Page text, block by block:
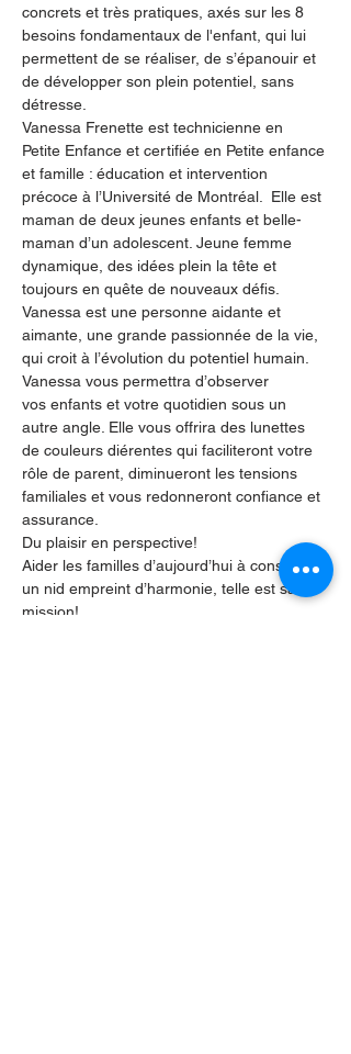
concrets et très pratiques, axés sur les 8
besoins fondamentaux de l'enfant, qui lui
permettent de se réaliser, de s’épanouir et
de développer son plein potentiel, sans
détresse.
Vanessa Frenette est technicienne en
Petite Enfance et certifiée en Petite enfance
et famille : éducation et intervention
précoce à l’Université de Montréal.  Elle est
maman de deux jeunes enfants et belle-
maman d’un adolescent. Jeune femme
dynamique, des idées plein la tête et
toujours en quête de nouveaux défis.
Vanessa est une personne aidante et
aimante, une grande passionnée de la vie,
qui croit à l’évolution du potentiel humain.
Vanessa vous permettra d’observer
vos enfants et votre quotidien sous un
autre angle. Elle vous offrira des lunettes
de couleurs diérentes qui faciliteront votre
rôle de parent, diminueront les tensions
familiales et vous redonneront confiance et
assurance.
Du plaisir en perspective!
Aider les familles d’aujourd’hui à construire
un nid empreint d’harmonie, telle est sa
mission!